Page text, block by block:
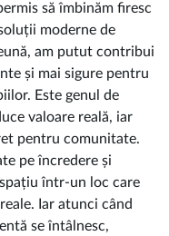
să îmbinăm firesc
moderne de
am putut contribui
și mai sigure pentru
Este genul de
valoare reală, iar
pentru comunitate.
pe încredere și
într-un loc care
Iar atunci când
se întâlnesc,